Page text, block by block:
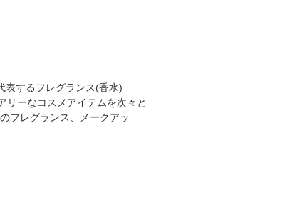
表するフレグランス(香水)
リーなコスメアイテムを次々と
フレグランス、メークアッ